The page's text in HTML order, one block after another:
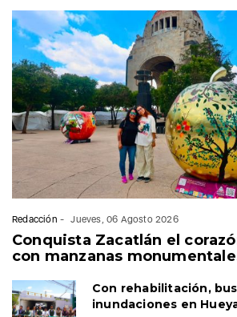
Redacción - Jueves, 06 Agosto 2026
Conquista Zacatlán el
con manzanas
Con rehabilitación,
inundaciones en